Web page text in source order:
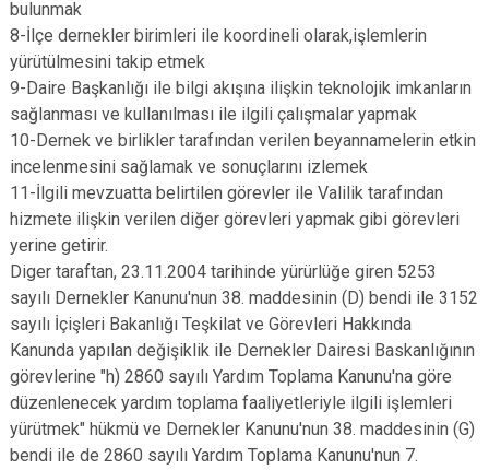
bulunmak
8-İlçe dernekler birimleri ile koordineli olarak,işlemlerin
yürütülmesini takip etmek
9-Daire Başkanlığı ile bilgi akışına ilişkin teknolojik imkanların
sağlanması ve kullanılması ile ilgili çalışmalar yapmak
10-Dernek ve birlikler tarafından verilen beyannamelerin etkin
incelenmesini sağlamak ve sonuçlarını izlemek
11-İlgili mevzuatta belirtilen görevler ile Valilik tarafından
hizmete ilişkin verilen diğer görevleri yapmak gibi görevleri
yerine getirir.
Diger taraftan, 23.11.2004 tarihinde yürürlüğe giren 5253
sayılı Dernekler Kanunu'nun 38. maddesinin (D) bendi ile 3152
sayılı İçişleri Bakanlığı Teşkilat ve Görevleri Hakkında
Kanunda yapılan değişiklik ile Dernekler Dairesi Baskanlığının
görevlerine "h) 2860 sayılı Yardım Toplama Kanunu'na göre
düzenlenecek yardım toplama faaliyetleriyle ilgili işlemleri
yürütmek" hükmü ve Dernekler Kanunu'nun 38. maddesinin (G)
bendi ile de 2860 sayılı Yardım Toplama Kanunu'nun 7.